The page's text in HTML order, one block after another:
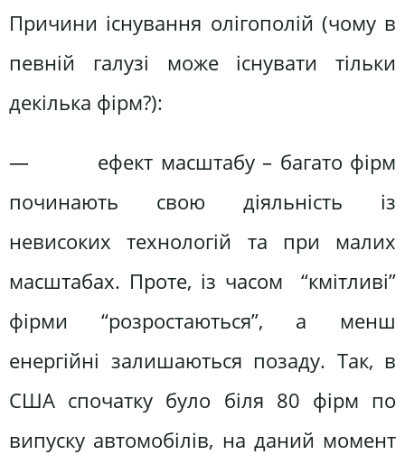
Причини існування олігополій (чому в
певній галузі може існувати тільки
декілька фірм?):
— ефект масштабу – багато фірм
починають свою діяльність із
невисоких технологій та при малих
масштабах. Проте, із часом “кмітливі”
фірми “розростаються”, а менш
енергійні залишаються позаду. Так, в
США спочатку було біля 80 фірм по
випуску автомобілів, на даний момент